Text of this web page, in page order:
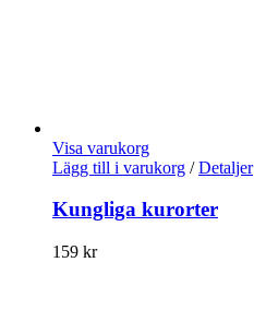
Visa varukorg
Lägg till i varukorg / Detaljer
Kungliga kurorter
159 kr